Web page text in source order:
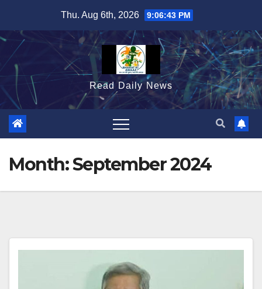
content
Thu. Aug 6th, 2026 9:06:45 PM
Read Daily News
Month:September 2024